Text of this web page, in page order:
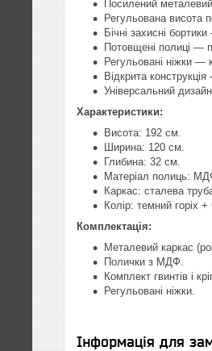
Посилений
Регульована висота
Бічні захисні
Потовщені полиці —
Регульовані ніжки —
Відкрита
Універсальний
Характеристики:
Висота: 192 см.
Ширина: 120 см.
Глибина: 32 см.
Матеріал полиць:
Каркас: сталева
Колір: темний горіх
Комплектація:
Металевий каркас
Полички з МДФ.
Комплект гвинтів і
Регульовані ніжки.
Інформація для